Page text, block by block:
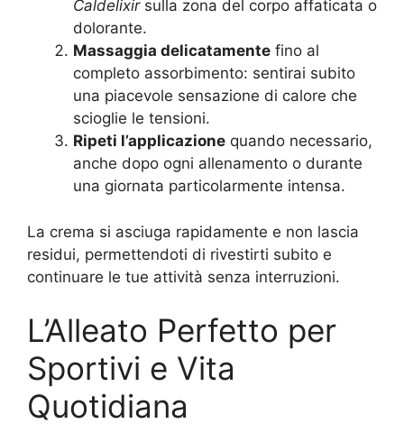
Caldelixirsulla zona del corpo affaticata o
dolorante.
Massaggia delicatamente fino al
completo assorbimento: sentirai subito
una piacevole sensazione di calore che
scioglie le tensioni.
Ripeti l’applicazione quando necessario,
anche dopo ogni allenamento o durante
una giornata particolarmente intensa.
La crema si asciuga rapidamente e non lascia
residui, permettendoti di rivestirti subito e
continuare le tue attività senza interruzioni.
L’Alleato Perfetto per
Sportivi e Vita
Quotidiana